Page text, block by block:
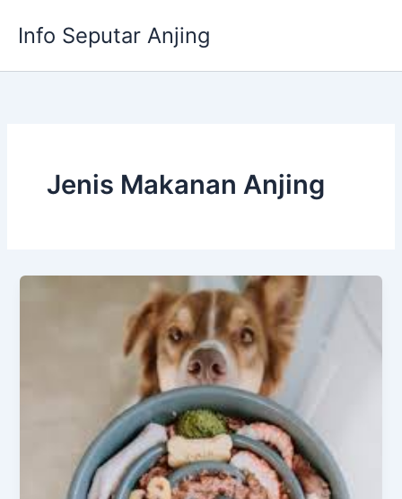
Info Seputar Anjing
Jenis Makanan Anjing